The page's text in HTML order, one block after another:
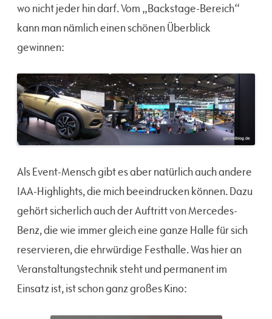
wo nicht jeder hin darf. Vom „Backstage-Bereich“
kann man nämlich einen schönen Überblick
gewinnen:
Als Event-Mensch gibt es aber natürlich auch andere
IAA-Highlights, die mich beeindrucken können. Dazu
gehört sicherlich auch der Auftritt von Mercedes-
Benz, die wie immer gleich eine ganze Halle für sich
reservieren, die ehrwürdige Festhalle. Was hier an
Veranstaltungstechnik steht und permanent im
Einsatz ist, ist schon ganz großes Kino: